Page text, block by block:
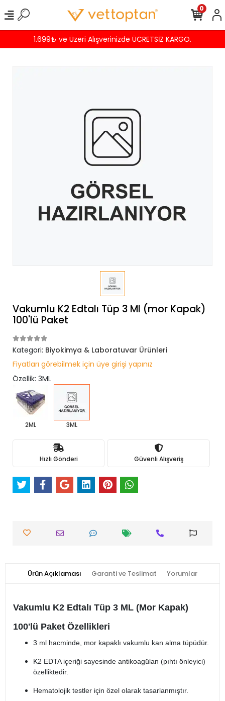
1.699₺ ve Üzeri Alışverinizde ÜCRETSİZ KARGO.
0
Vakumlu K2 Edtalı Tüp 3 Ml (mor Kapak)
100'lü Paket
Kategori: Biyokimya & Laboratuvar Ürünleri
Fiyatları görebilmek için üye girişi yapınız
Özellik: 3ML
2ML 3ML
Hızlı Gönderi Güvenli Alışveriş
Ürün Açıklaması Garanti ve Teslimat Yorumlar
Vakumlu K2 Edtalı Tüp 3 ML (Mor Kapak)
100'lü Paket Özellikleri
3 ml hacminde, mor kapaklı vakumlu kan alma tüpüdür.
K2 EDTA içeriği sayesinde antikoagülan (pıhtı önleyici)
özelliktedir.
Hematolojik testler için özel olarak tasarlanmıştır.